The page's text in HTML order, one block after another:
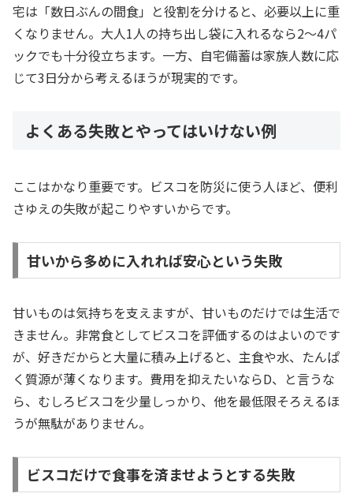
宅は「数日ぶんの間食」と役割を分けると、必要以上に重
くなりません。大人1人の持ち出し袋に入れるなら2〜4パ
ックでも十分役立ちます。一方、自宅備蓄は家族人数に応
じて3日分から考えるほうが現実的です。
よくある失敗とやってはいけない例
ここはかなり重要です。ビスコを防災に使う人ほど、便利
さゆえの失敗が起こりやすいからです。
甘いから多めに入れれば安心という失敗
甘いものは気持ちを支えますが、甘いものだけでは生活で
きません。非常食としてビスコを評価するのはよいのです
が、好きだからと大量に積み上げると、主食や水、たんぱ
く質源が薄くなります。費用を抑えたいならD、と言うな
ら、むしろビスコを少量しっかり、他を最低限そろえるほ
うが無駄がありません。
ビスコだけで食事を済ませようとする失敗